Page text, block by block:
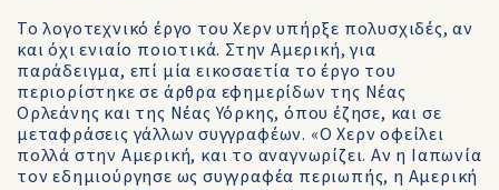
Το λογοτεχνικό έργο του Χερν υπήρξε πολυσχιδές, αν
και όχι ενιαίο ποιοτικά. Στην Αμερική, για
παράδειγμα, επί μία εικοσαετία το έργο του
περιορίστηκε σε άρθρα εφημερίδων της Νέας
Ορλεάνης και της Νέας Υόρκης, όπου έζησε, και σε
μεταφράσεις γάλλων συγγραφέων. «Ο Χερν οφείλει
πολλά στην Αμερική, και το αναγνωρίζει. Αν η Ιαπωνία
τον εδημιούργησε ως συγγραφέα περιωπής, η Αμερική